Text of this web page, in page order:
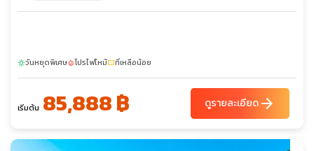
ออน – รูปปั้นนางเงือก – พระราชวังโรเซนเบิร์ก – ถนนคนเดิน
Strøget - ย่านนูฮาวน์
sunnyวันหยุดพิเศษlocal_fire_departmentโปรไฟไหม้confirmation_numberที่เหลือน้อย
เริ่มต้น 85,888 ฿ ดูรายละเอียดarrow_forward